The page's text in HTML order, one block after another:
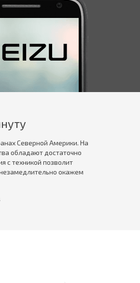
Северной Америки. На
обладают достаточно
с техникой позволит
окажем